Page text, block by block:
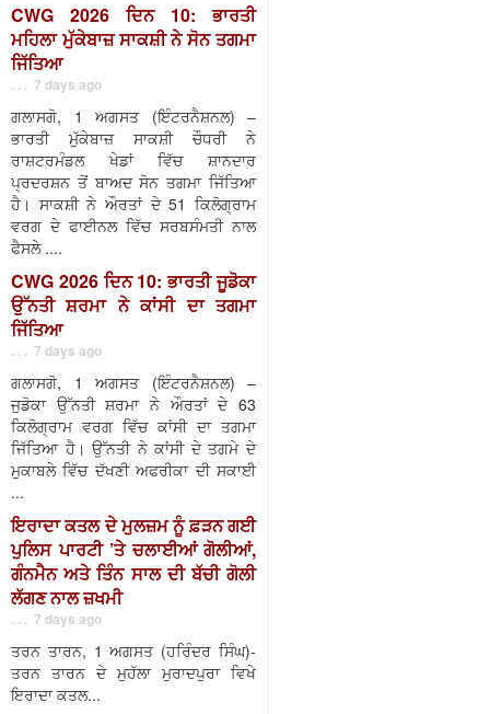
CWG 2026 ਦਿਨ 10: ਭਾਰਤੀ
ਮਹਿਲਾ ਮੁੱਕੇਬਾਜ਼ ਸਾਕਸ਼ੀ ਨੇ ਸੋਨ ਤਗਮਾ
ਜਿੱਤਿਆ
. . . 7 days ago
ਗਲਾਸਗੋ, 1 ਅਗਸਤ (ਇੰਟਰਨੈਸ਼ਨਲ) –
ਭਾਰਤੀ ਮੁੱਕੇਬਾਜ਼ ਸਾਕਸ਼ੀ ਚੌਧਰੀ ਨੇ
ਰਾਸ਼ਟਰਮੰਡਲ ਖੇਡਾਂ ਵਿੱਚ ਸ਼ਾਨਦਾਰ
ਪ੍ਰਦਰਸ਼ਨ ਤੋਂ ਬਾਅਦ ਸੋਨ ਤਗਮਾ ਜਿੱਤਿਆ
ਹੈ। ਸਾਕਸ਼ੀ ਨੇ ਔਰਤਾਂ ਦੇ 51 ਕਿਲੋਗ੍ਰਾਮ
ਵਰਗ ਦੇ ਫਾਈਨਲ ਵਿੱਚ ਸਰਬਸੰਮਤੀ ਨਾਲ
ਫੈਸਲੇ ....
CWG 2026 ਦਿਨ 10: ਭਾਰਤੀ ਜੂਡੋਕਾ
ਉੱਨਤੀ ਸ਼ਰਮਾ ਨੇ ਕਾਂਸੀ ਦਾ ਤਗਮਾ
ਜਿੱਤਿਆ
. . . 7 days ago
ਗਲਾਸਗੋ, 1 ਅਗਸਤ (ਇੰਟਰਨੈਸ਼ਨਲ) –
ਜੁਡੋਕਾ ਉੱਨਤੀ ਸ਼ਰਮਾ ਨੇ ਔਰਤਾਂ ਦੇ 63
ਕਿਲੋਗ੍ਰਾਮ ਵਰਗ ਵਿੱਚ ਕਾਂਸੀ ਦਾ ਤਗਮਾ
ਜਿੱਤਿਆ ਹੈ। ਉੱਨਤੀ ਨੇ ਕਾਂਸੀ ਦੇ ਤਗਮੇ ਦੇ
ਮੁਕਾਬਲੇ ਵਿੱਚ ਦੱਖਣੀ ਅਫਰੀਕਾ ਦੀ ਸਕਾਈ
...
ਇਰਾਦਾ ਕਤਲ ਦੇ ਮੁਲਜ਼ਮ ਨੂੰ ਫ਼ੜਨ ਗਈ
ਪੁਲਿਸ ਪਾਰਟੀ ’ਤੇ ਚਲਾਈਆਂ ਗੋਲੀਆਂ,
ਗੰਨਮੈਨ ਅਤੇ ਤਿੰਨ ਸਾਲ ਦੀ ਬੱਚੀ ਗੋਲੀ
ਲੱਗਣ ਨਾਲ ਜ਼ਖਮੀ
. . . 7 days ago
ਤਰਨ ਤਾਰਨ, 1 ਅਗਸਤ (ਹਰਿੰਦਰ ਸਿੰਘ)-
ਤਰਨ ਤਾਰਨ ਦੇ ਮੁਹੱਲਾ ਮੁਰਾਦਪੁਰਾ ਵਿਖੇ
ਇਰਾਦਾ ਕਤਲ...